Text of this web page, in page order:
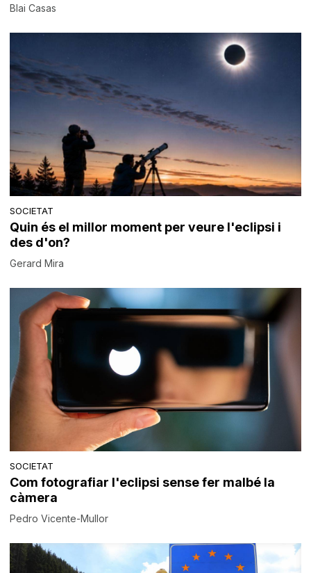
Blai Casas
SOCIETAT
Quin és el millor moment per veure l'eclipsi i
des d'on?
Gerard Mira
SOCIETAT
Com fotografiar l'eclipsi sense fer malbé la
càmera
Pedro Vicente-Mullor